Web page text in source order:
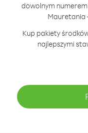
dowolnym
Mauretania
Kup pakiety
najlepszymi